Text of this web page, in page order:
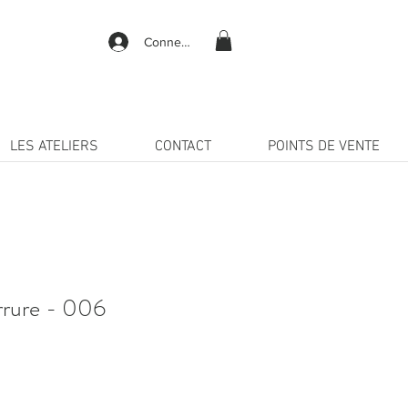
Connexion
LES ATELIERS CONTACT POINTS DE VENTE
- 006